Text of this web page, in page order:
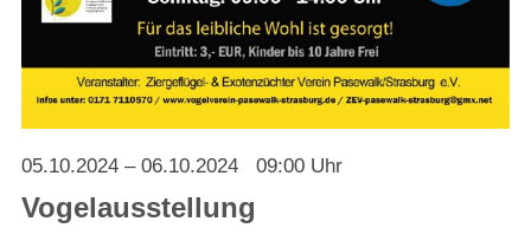
مرحبًا بكم في شتراسبورغ (أوكرمارك)
Bine ați venit în Strasburg (Uckermark)
Online-Bewerbungen
Sprache/Language
05.10.2024 – 06.10.2024 09:00 Uhr
Vogelausstellung